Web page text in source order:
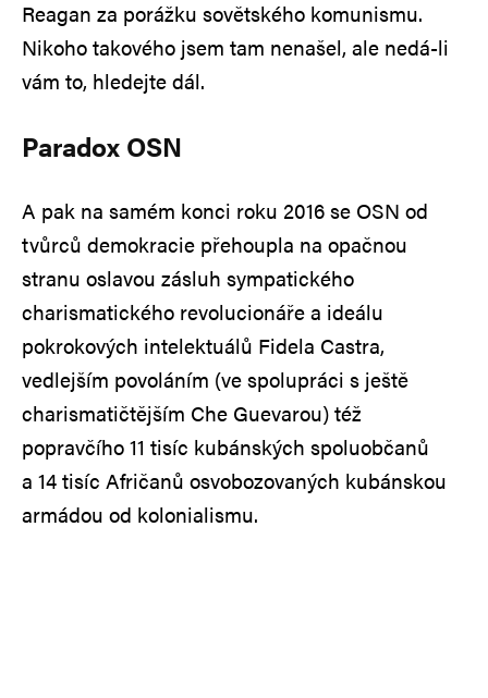
Reagan za porážku sovětského komunismu.
Nikoho takového jsem tam nenašel, ale nedá-li
vám to, hledejte dál.
Paradox OSN
A pak na samém konci roku 2016 se OSN od
tvůrců demokracie přehoupla na opačnou
stranu oslavou zásluh sympatického
charismatického revolucionáře a ideálu
pokrokových intelektuálů Fidela Castra,
vedlejším povoláním (ve spolupráci s ještě
charismatičtějším Che Guevarou) též
popravčího 11 tisíc kubánských spoluobčanů
a 14 tisíc Afričanů osvobozovaných kubánskou
armádou od kolonialismu.